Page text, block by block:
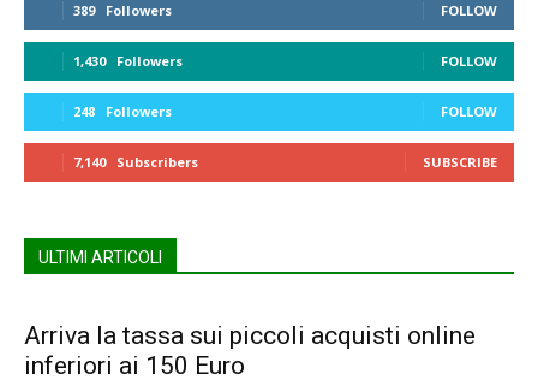
389 Followers FOLLOW
1,430 Followers FOLLOW
248 Followers FOLLOW
7,140 Subscribers SUBSCRIBE
ULTIMI ARTICOLI
Arriva la tassa sui piccoli acquisti online
inferiori ai 150 Euro